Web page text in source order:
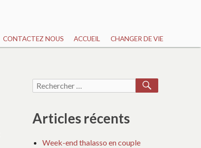
CONTACTEZ NOUS ACCUEIL CHANGER DE VIE
Recherche
Articles récents
Week-end thalasso en couple